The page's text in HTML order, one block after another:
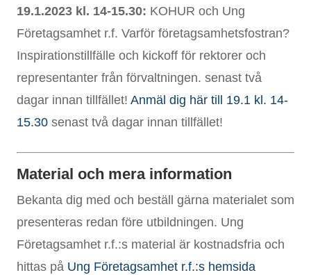
19.1.2023 kl. 14-15.30: KOHUR och Ung
Företagsamhet r.f. Varför företagsamhetsfostran?
Inspirationstillfälle och kickoff för rektorer och
representanter från förvaltningen. senast två
dagar innan tillfället! Anmäl dig här till 19.1 kl. 14-
15.30 senast två dagar innan tillfället!
Material och mera information
Bekanta dig med och beställ gärna materialet som
presenteras redan före utbildningen. Ung
Företagsamhet r.f.:s material är kostnadsfria och
hittas på Ung Företagsamhet r.f.:s hemsida